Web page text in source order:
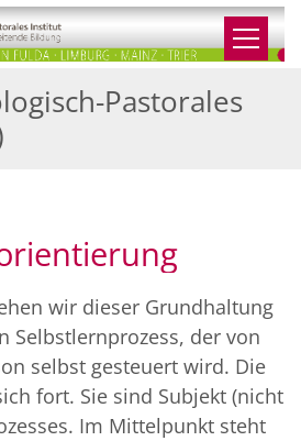
Pastorales
wir dieser Grundhaltung
Selbstlernprozess, der von
selbst gesteuert wird. Die
fort. Sie sind Subjekt (nicht
Im Mittelpunkt steht